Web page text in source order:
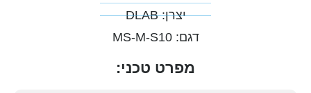
יצרן: DLAB
דגם: MS-M-S10
מפרט טכני: